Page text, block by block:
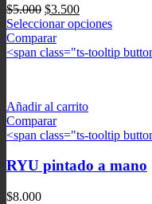
$5.000 El
precio
original
era:
$3.500El
precio
es:
Seleccionar opciones
Comparar
<span class="ts-tooltip
Añadir al carrito
Comparar
<span class="ts-tooltip
RYU pintado a mano
$8.000